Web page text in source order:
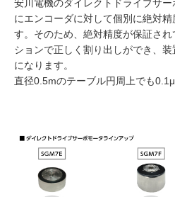
安川電機のダイレクトドライブサ
にエンコーダに対して個別に絶対
す。そのため、絶対精度が保証さ
ションで正しく割り出しができ、
になります。
直径0.5mのテーブル円周上でも